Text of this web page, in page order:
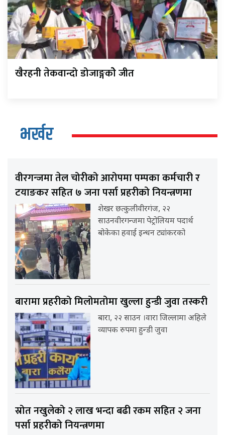
खैरहनी तेकवान्दो डोजाङ्गकोे जीत
भर्खर
वीरगन्जमा तेल चोरीको आरोपमा पम्पका कर्मचारी र
टयाङकर सहित ७ जना पर्सा प्रहरीको नियन्त्रणमा
शेखर छत्कुलीवीरगंज, २२
साउनवीरगन्जमा पेट्रोलियम पदार्थ
बोकेका हवाई इन्धन ट्यांकरको
बारामा प्रहरीको मिलोमतोमा खुल्ला हुन्डी जुवा तस्करी
बारा, २२ साउन ।वारा जिल्लामा अहिले
व्यापक रुपमा हुन्डी जुवा
स्रोत नखुलेको २ लाख भन्दा बढी रकम सहित २ जना
पर्सा प्रहरीको नियन्त्रणमा